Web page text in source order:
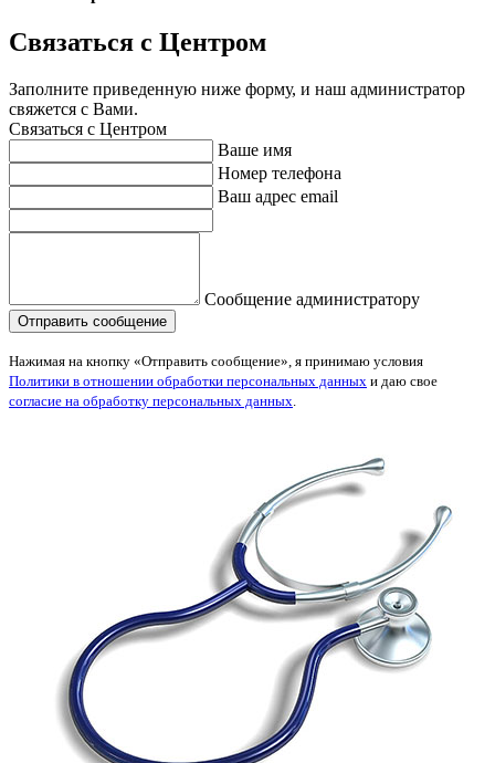
Связаться с Центром
Заполните приведенную ниже форму, и наш администратор
свяжется с Вами.
Связаться с Центром
Ваше имя
Номер телефона
Ваш адрес email
Сообщение администратору
Нажимая на кнопку «Отправить сообщение», я принимаю условия
Политики в отношении обработки персональных данных и даю свое
согласие на обработку персональных данных.